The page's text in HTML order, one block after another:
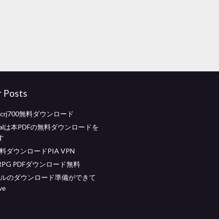
Posts
無料ダウンロード
は本PDFの無料ダウンロードを
ダウンロードPIA VPN
PDFダウンロード無料
のダウンロード準備ができて